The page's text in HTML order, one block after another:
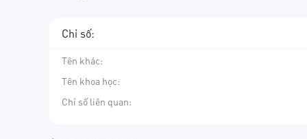
Chỉ số:
Tên khác:
Tên khoa học:
Chỉ số liên quan: